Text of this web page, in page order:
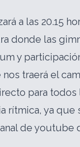
a las 20.15
donde las
y
traerá el
para todos
rítmica, ya que
de youtube